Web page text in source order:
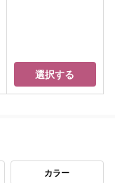
選択する
カラー